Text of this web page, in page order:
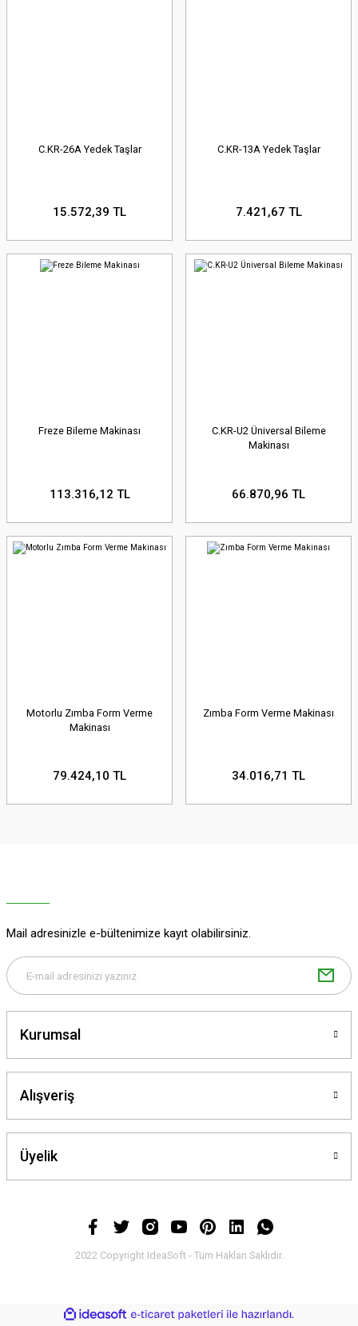
C.KR-26A Yedek Taşlar
15.572,39 TL
C.KR-13A Yedek Taşlar
7.421,67 TL
Freze Bileme Makinası
113.316,12 TL
C.KR-U2 Üniversal Bileme
Makinası
66.870,96 TL
Motorlu Zımba Form Verme
Makinası
79.424,10 TL
Zımba Form Verme Makinası
34.016,71 TL
Mail adresinizle e-bültenimize kayıt olabilirsiniz.
Kurumsal
Alışveriş
Üyelik
2022 Copyright IdeaSoft - Tüm Hakları Saklıdır.
ideasoft
e-